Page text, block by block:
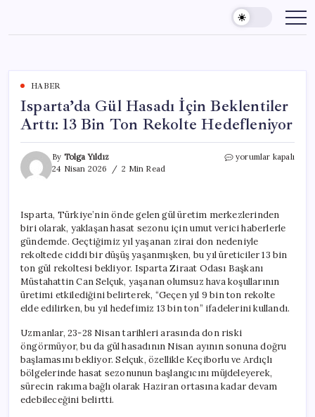
content
HABER
Isparta’da Gül Hasadı İçin Beklentiler
Arttı: 13 Bin Ton Rekolte Hedefleniyor
By Tolga Yıldız
24 Nisan 2026
2 Min Read
Isparta’da
Arttı:
13
Bin
Ton
Rekolte
Hedefleniyor
için
yorumlar kapalı
Isparta, Türkiye’nin önde gelen gül üretim merkezlerinden
biri olarak, yaklaşan hasat sezonu için umut verici haberlerle
gündemde. Geçtiğimiz yıl yaşanan zirai don nedeniyle
rekoltede ciddi bir düşüş yaşanmışken, bu yıl üreticiler 13 bin
ton gül rekoltesi bekliyor. Isparta Ziraat Odası Başkanı
Müstahattin Can Selçuk, yaşanan olumsuz hava koşullarının
üretimi etkilediğini belirterek, “Geçen yıl 9 bin ton rekolte
elde edilirken, bu yıl hedefimiz 13 bin ton” ifadelerini kullandı.
Uzmanlar, 23-28 Nisan tarihleri arasında don riski
öngörmüyor, bu da gül hasadının Nisan ayının sonuna doğru
başlamasını bekliyor. Selçuk, özellikle Keçiborlu ve Ardıçlı
bölgelerinde hasat sezonunun başlangıcını müjdeleyerek,
sürecin rakıma bağlı olarak Haziran ortasına kadar devam
edebileceğini belirtti.